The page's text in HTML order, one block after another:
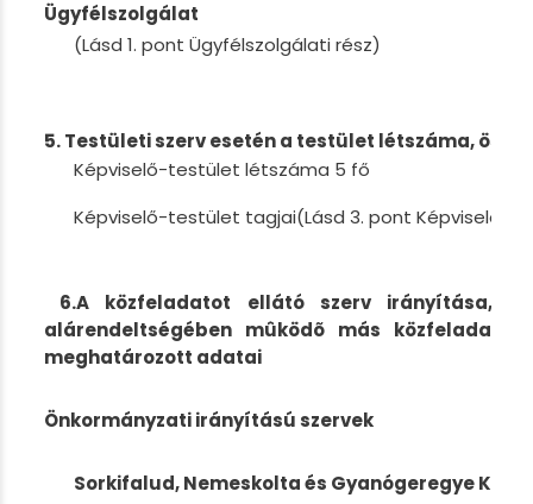
Ügyfélszolgálat
(Lásd 1. pont Ügyfélszolgálati rész)
5. Testületi szerv esetén a testület létszáma,
Képviselő-testület létszáma 5 fő
Képviselő-testület tagjai(Lásd 3. pont Képviselő-
6.A közfeladatot ellátó szerv irányítása,
alárendeltségében mûködõ más közfeladatot
meghatározott adatai
Önkormányzati irányítású szervek
Sorkifalud, Nemeskolta és Gyanógeregye